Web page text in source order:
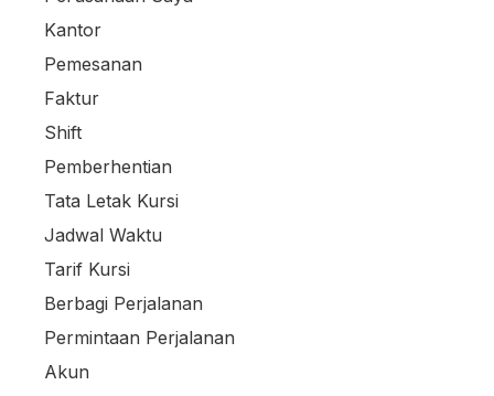
Kantor
Pemesanan
Faktur
Shift
Pemberhentian
Tata Letak Kursi
Jadwal Waktu
Tarif Kursi
Berbagi Perjalanan
Permintaan Perjalanan
Akun